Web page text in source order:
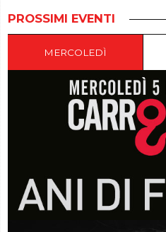
PROSSIMI EVENTI
MERCOLEDÌ